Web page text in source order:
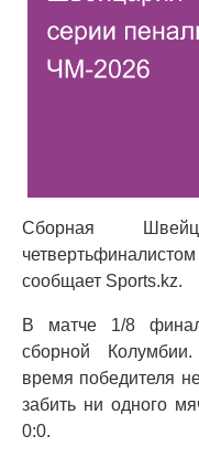
Сборная
сообщает Sports.kz.
В матче 1/8
сборной
время победителя
забить ни одного
0:0.